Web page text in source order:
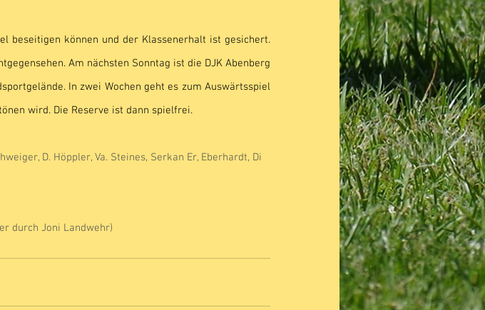
beseitigen können und der Klassenerhalt ist gesichert.
Am nächsten Sonntag ist die DJK Abenberg
In zwei Wochen geht es zum Auswärtsspiel
wird. Die Reserve ist dann spielfrei.
D. Höppler, Va. Steines, Serkan Er, Eberhardt, Di
durch Joni Landwehr)